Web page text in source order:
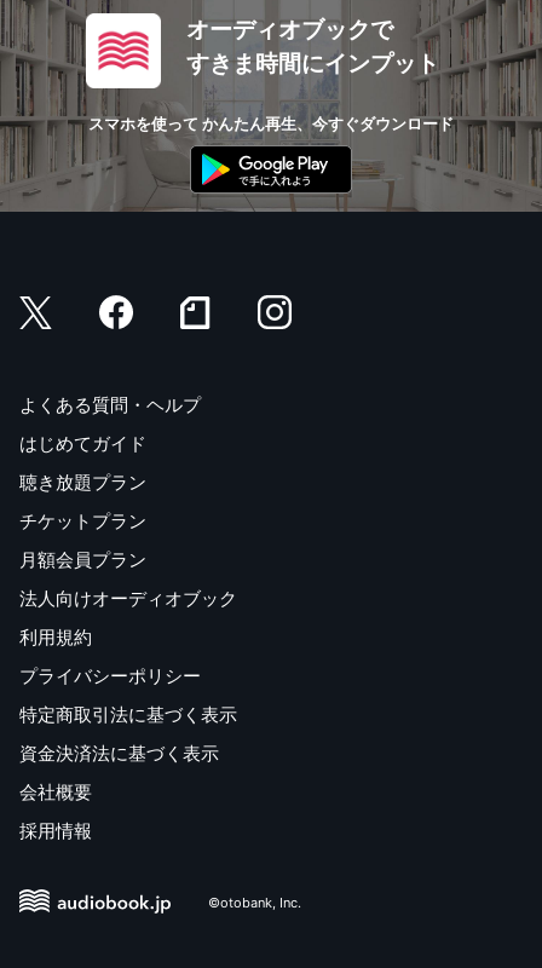
オーディオブックで
すきま時間にインプット
スマホを使って かんたん再生、今すぐダウンロード
よくある質問・ヘルプ
はじめてガイド
聴き放題プラン
チケットプラン
月額会員プラン
法人向けオーディオブック
利用規約
プライバシーポリシー
特定商取引法に基づく表示
資金決済法に基づく表示
会社概要
採用情報
©otobank, Inc.